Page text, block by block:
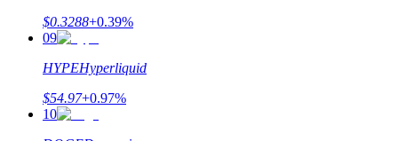
التوقيع المساحي
عوائد عالية والوصول الفوري
$0.3288+0.39%
09
HYPEHyperliquid
$54.97+0.97%
10